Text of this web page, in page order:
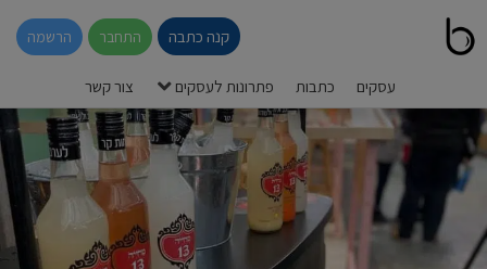
קנה כתבה התחבר הרשמה
עסקים כתבות פתרונות לעסקים צור קשר